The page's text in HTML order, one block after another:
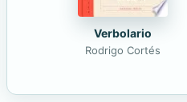
Verbolario
Rodrigo Cortés